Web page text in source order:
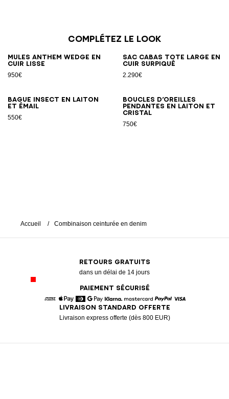
Complétez le look
Mules Anthem Wedge en
cuir lisse
950€
Sac cabas Tote Large en
cuir surpiqué
2.290€
Bague Insect en laiton
et émail
550€
Boucles d’oreilles
pendantes en laiton et
cristal
750€
Accueil Combinaison ceinturée en denim
RETOURS GRATUITS
dans un délai de 14 jours
PAIEMENT SÉCURISÉ
American Express
Apple Pay
DinersGoogle Pay
Klarna MastercardPaypal
LIVRAISON STANDARD OFFERTE
Livraison express offerte (dès 800 EUR)